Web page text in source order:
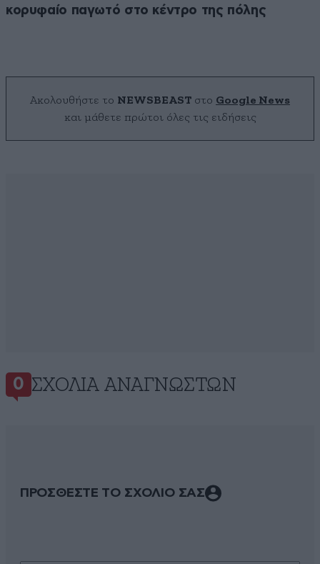
κορυφαίο παγωτό στο κέντρο της πόλης
Ακολουθήστε το NEWSBEAST στο Google News
και μάθετε πρώτοι όλες τις ειδήσεις
0 ΣΧΌΛΙΑ ΑΝΑΓΝΩΣΤΏΝ
ΠΡΟΣΘΕΣΤΕ ΤΟ ΣΧΟΛΙΟ ΣΑΣ